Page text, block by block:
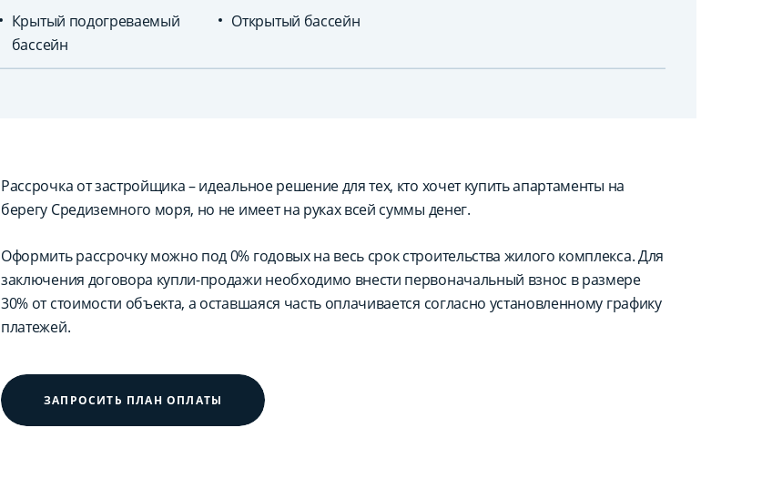
Крытый подогреваемый
бассейн
Открытый бассейн
Рассрочка от застройщика – идеальное решение для тех, кто хочет купить апартаменты на
берегу Средиземного моря, но не имеет на руках всей суммы денег.
Оформить рассрочку можно под 0% годовых на весь срок строительства жилого комплекса. Для
заключения договора купли-продажи необходимо внести первоначальный взнос в размере
30% от стоимости объекта, а оставшаяся часть оплачивается согласно установленному графику
платежей.
ЗАПРОСИТЬ ПЛАН ОПЛАТЫ